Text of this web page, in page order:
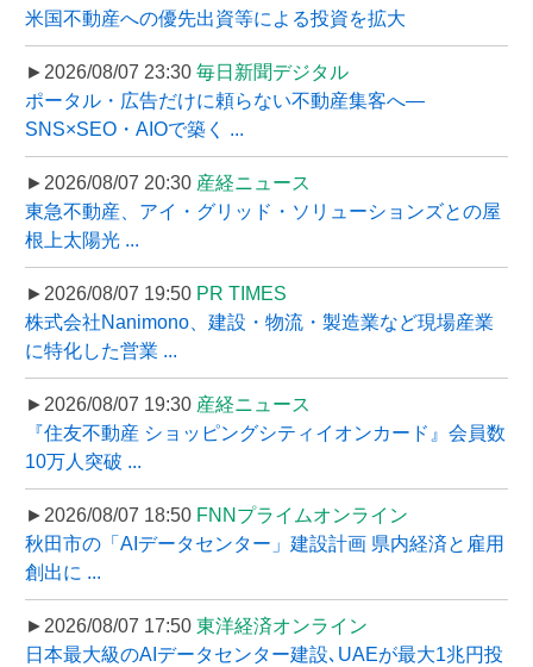
米国不動産への優先出資等による投資を拡大
►2026/08/07 23:30 毎日新聞デジタル
ポータル・広告だけに頼らない不動産集客へ―
SNS×SEO・AIOで築く ...
►2026/08/07 20:30 産経ニュース
東急不動産、アイ・グリッド・ソリューションズとの屋
根上太陽光 ...
►2026/08/07 19:50 PR TIMES
株式会社Nanimono、建設・物流・製造業など現場産業
に特化した営業 ...
►2026/08/07 19:30 産経ニュース
『住友不動産 ショッピングシティイオンカード』会員数
10万人突破 ...
►2026/08/07 18:50 FNNプライムオンライン
秋田市の「AIデータセンター」建設計画 県内経済と雇用
創出に ...
►2026/08/07 17:50 東洋経済オンライン
日本最大級のAIデータセンター建設､UAEが最大1兆円投